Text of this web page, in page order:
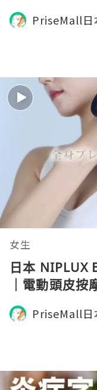
PriseMall日
女生
日本 NIPLUX
｜電動頭皮
LED紅光 +
級頭皮SPA體
PriseMall日